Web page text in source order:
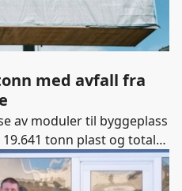
med avfall fra
av moduler til byggeplass
tonn plast og totalt